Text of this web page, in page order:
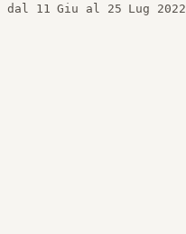
dal 11 Giu al 25 Lug 2022